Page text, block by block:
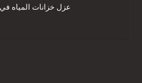
عزل خزانات المياه